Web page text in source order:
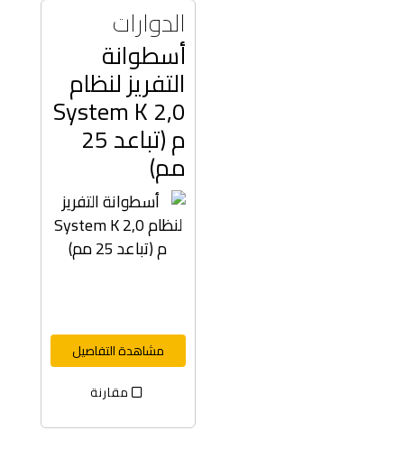
الدوارات
أسطوانة
التفريز لنظام
System K 2,0
م (تباعد 25
مم)
مشاهدة التفاصيل
مقارنة